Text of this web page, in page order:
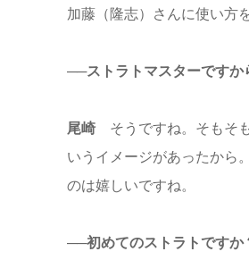
加藤（隆志）さんに使い方
──ストラトマスターですか
尾崎そうですね。そもそも
いうイメージがあったから
のは嬉しいですね。
──初めてのストラトですか